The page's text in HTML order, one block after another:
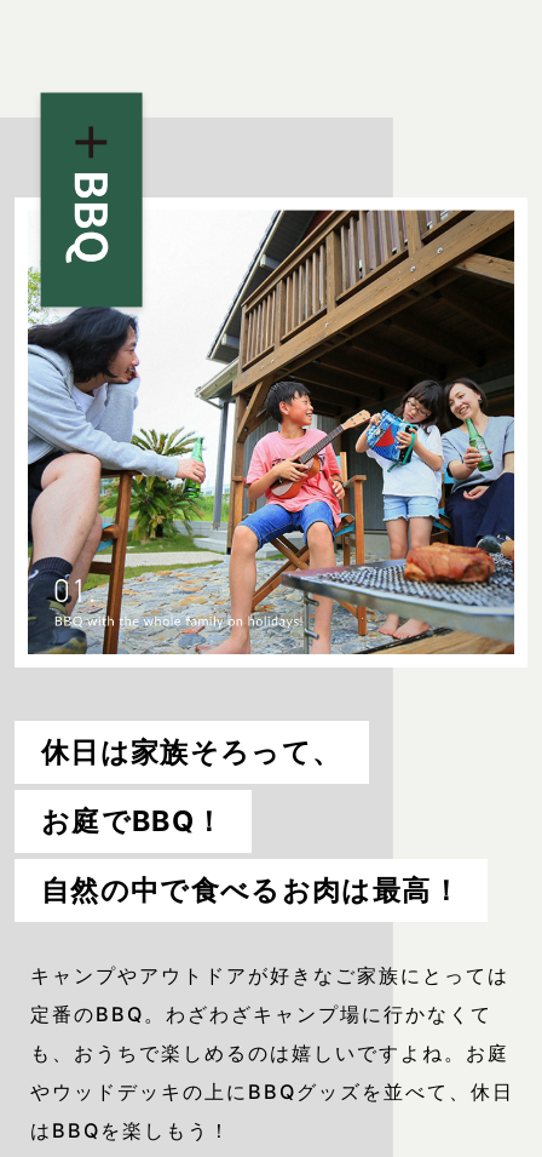
休日は家族そろって、
お庭でBBQ！
自然の中で食べるお肉は最高！
キャンプやアウトドアが好きなご家族にとっては
定番のBBQ。わざわざキャンプ場に行かなくて
も、おうちで楽しめるのは嬉しいですよね。お庭
やウッドデッキの上にBBQグッズを並べて、休日
はBBQを楽しもう！